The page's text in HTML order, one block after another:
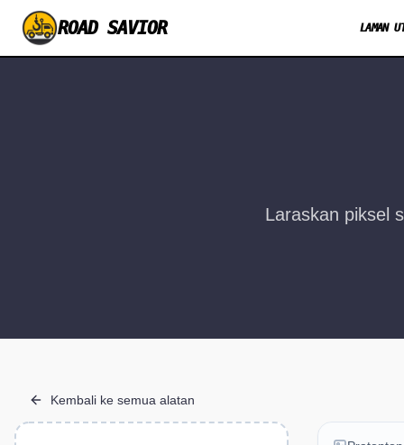
ROAD SAVIOR LAMAN
Laraskan piksel
Kembali ke semua alatan